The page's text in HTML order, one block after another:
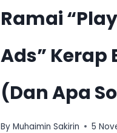
Ramai
Ads” Kerap
(Dan Apa
By Muhaimin Sakirin 5